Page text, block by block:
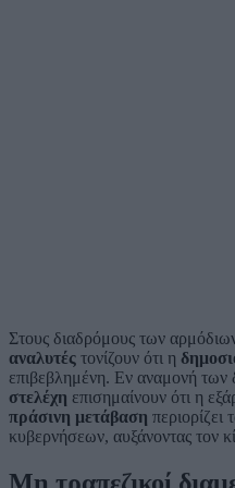
Στους διαδρόμους των
αναλυτές τονίζουν ότι η
επιβεβλημένη. Εν αναμονή των
στελέχη επισημαίνουν ότι η
πράσινη μετάβαση περιορίζει
κυβερνήσεων, αυξάνοντας τον
Μη τραπεζικοί